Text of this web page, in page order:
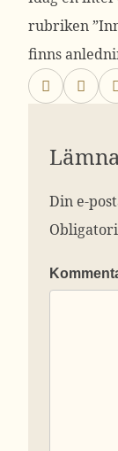
rubriken
finns
Din e-